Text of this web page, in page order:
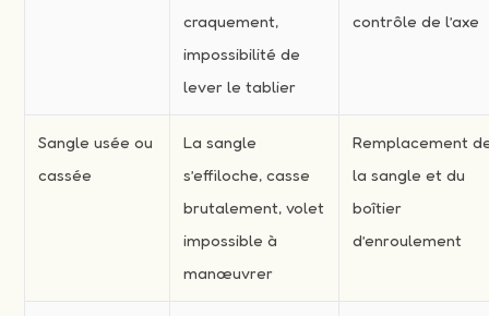
craquement,
impossibilité de
lever le tablier
contrôle de l’axe
Sangle usée ou
cassée
La sangle
s’effiloche, casse
brutalement, volet
impossible à
manœuvrer
Remplacement
la sangle et du
boîtier
d’enroulement